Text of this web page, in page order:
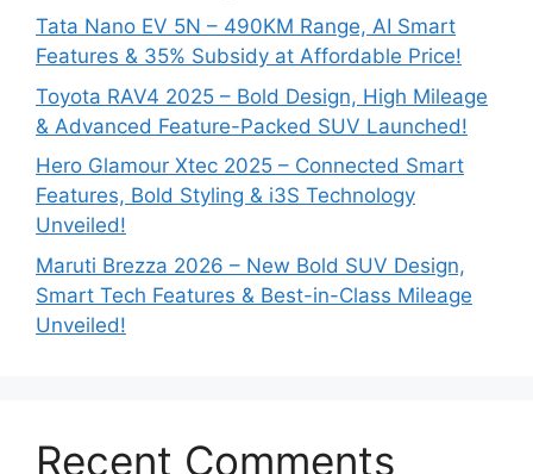
Tata Nano EV 5N – 490KM Range, AI Smart
Features & 35% Subsidy at Affordable Price!
Toyota RAV4 2025 – Bold Design, High Mileage
& Advanced Feature-Packed SUV Launched!
Hero Glamour Xtec 2025 – Connected Smart
Features, Bold Styling & i3S Technology
Unveiled!
Maruti Brezza 2026 – New Bold SUV Design,
Smart Tech Features & Best-in-Class Mileage
Unveiled!
Recent Comments